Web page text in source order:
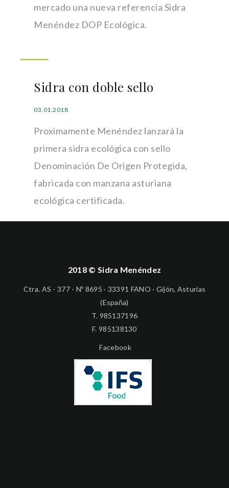
mercado una nueva referencia Sidra
Menéndez DOP Ecológica.
Sidra con doble sello
03.01.2018
Proximamente Menéndez lanzará la
primera sidra ecológica con sello
Denominación De Origen Protegida,
fabricada con manzana asturiana
ecológica certificada.
2018 © Sidra Menéndez
Ctra. AS - 377 - Nº 8695 · 33391 FANO · Gijón, Asturias
(España)
T. 985137196
F. 985138130
Facebook